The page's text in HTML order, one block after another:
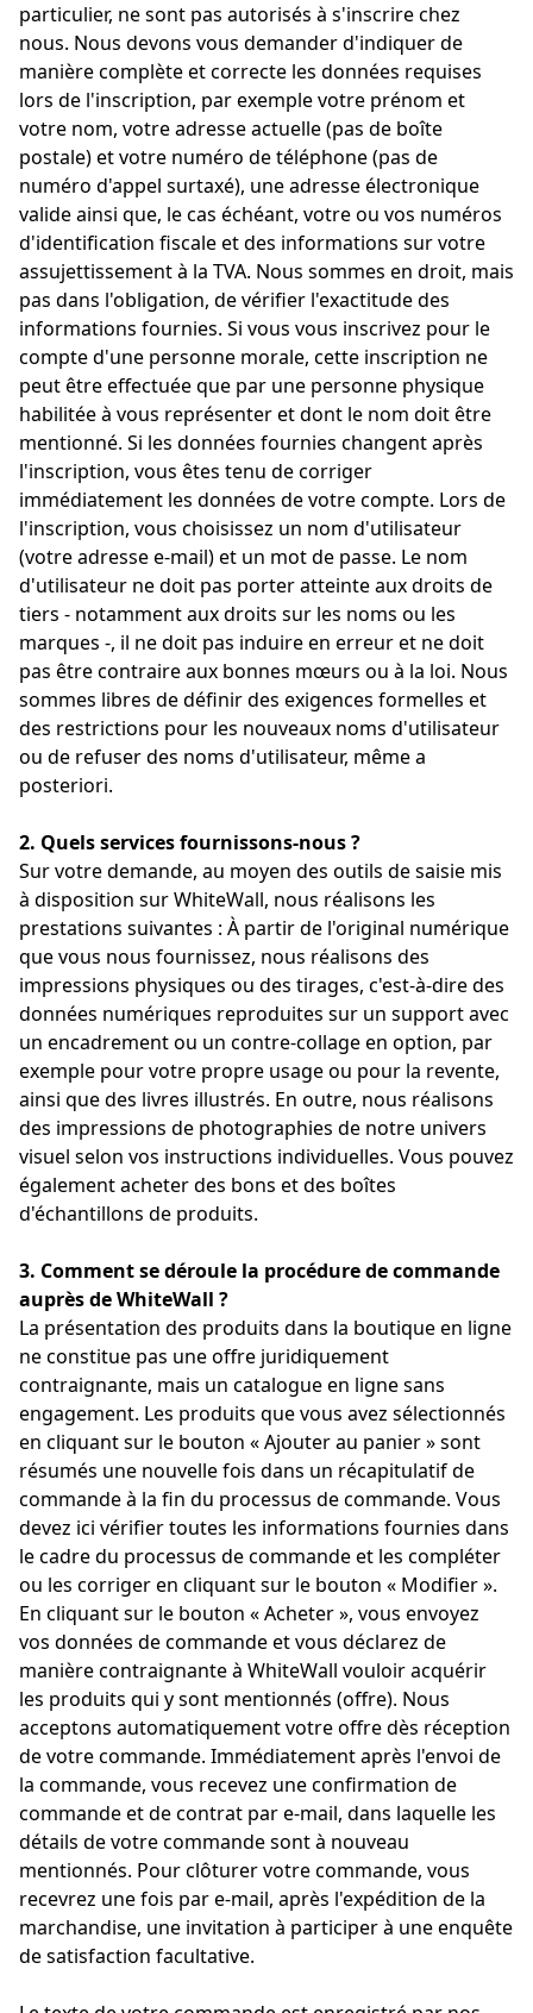
particulier, ne sont pas autorisés à s'inscrire chez
nous. Nous devons vous demander d'indiquer de
manière complète et correcte les données requises
lors de l'inscription, par exemple votre prénom et
votre nom, votre adresse actuelle (pas de boîte
postale) et votre numéro de téléphone (pas de
numéro d'appel surtaxé), une adresse électronique
valide ainsi que, le cas échéant, votre ou vos numéros
d'identification fiscale et des informations sur votre
assujettissement à la TVA. Nous sommes en droit, mais
pas dans l'obligation, de vérifier l'exactitude des
informations fournies. Si vous vous inscrivez pour le
compte d'une personne morale, cette inscription ne
peut être effectuée que par une personne physique
habilitée à vous représenter et dont le nom doit être
mentionné. Si les données fournies changent après
l'inscription, vous êtes tenu de corriger
immédiatement les données de votre compte. Lors de
l'inscription, vous choisissez un nom d'utilisateur
(votre adresse e-mail) et un mot de passe. Le nom
d'utilisateur ne doit pas porter atteinte aux droits de
tiers - notamment aux droits sur les noms ou les
marques -, il ne doit pas induire en erreur et ne doit
pas être contraire aux bonnes mœurs ou à la loi. Nous
sommes libres de définir des exigences formelles et
des restrictions pour les nouveaux noms d'utilisateur
ou de refuser des noms d'utilisateur, même a
posteriori.
2. Quels services fournissons-nous ?
Sur votre demande, au moyen des outils de saisie mis
à disposition sur WhiteWall, nous réalisons les
prestations suivantes : À partir de l'original numérique
que vous nous fournissez, nous réalisons des
impressions physiques ou des tirages, c'est-à-dire des
données numériques reproduites sur un support avec
un encadrement ou un contre-collage en option, par
exemple pour votre propre usage ou pour la revente,
ainsi que des livres illustrés. En outre, nous réalisons
des impressions de photographies de notre univers
visuel selon vos instructions individuelles. Vous pouvez
également acheter des bons et des boîtes
d'échantillons de produits.
3. Comment se déroule la procédure de commande
auprès de WhiteWall ?
La présentation des produits dans la boutique en ligne
ne constitue pas une offre juridiquement
contraignante, mais un catalogue en ligne sans
engagement. Les produits que vous avez sélectionnés
en cliquant sur le bouton « Ajouter au panier » sont
résumés une nouvelle fois dans un récapitulatif de
commande à la fin du processus de commande. Vous
devez ici vérifier toutes les informations fournies dans
le cadre du processus de commande et les compléter
ou les corriger en cliquant sur le bouton « Modifier ».
En cliquant sur le bouton « Acheter », vous envoyez
vos données de commande et vous déclarez de
manière contraignante à WhiteWall vouloir acquérir
les produits qui y sont mentionnés (offre). Nous
acceptons automatiquement votre offre dès réception
de votre commande. Immédiatement après l'envoi de
la commande, vous recevez une confirmation de
commande et de contrat par e-mail, dans laquelle les
détails de votre commande sont à nouveau
mentionnés. Pour clôturer votre commande, vous
recevrez une fois par e-mail, après l'expédition de la
marchandise, une invitation à participer à une enquête
de satisfaction facultative.